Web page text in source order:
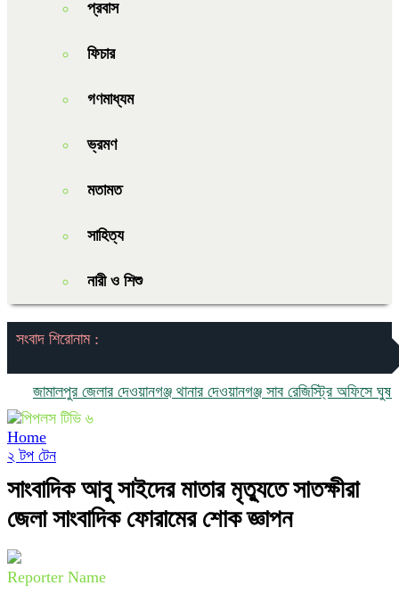
প্রবাস
ফিচার
গণমাধ্যম
ভ্রমণ
মতামত
সাহিত্য
নারী ও শিশু
সংবাদ শিরোনাম :
জামালপুর জেলার দেওয়ানগঞ্জ থানার দেওয়ানগঞ্জ সাব রেজিস্ট্রি অফিসে ঘুষ ও
Home
২ টপ টেন
সাংবাদিক আবু সাইদের মাতার মৃত্যুতে সাতক্ষীরা
জেলা সাংবাদিক ফোরামের শোক জ্ঞাপন
Reporter Name